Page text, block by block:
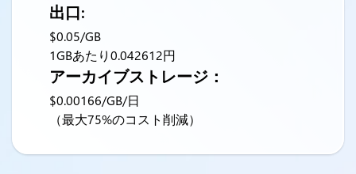
出口:
$0.05/GB
1GBあたり0.042612円
アーカイブストレージ：
$0.00166/GB/日
（最大75%のコスト削減）